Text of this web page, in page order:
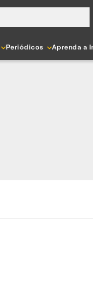
Periódicos Aprenda a